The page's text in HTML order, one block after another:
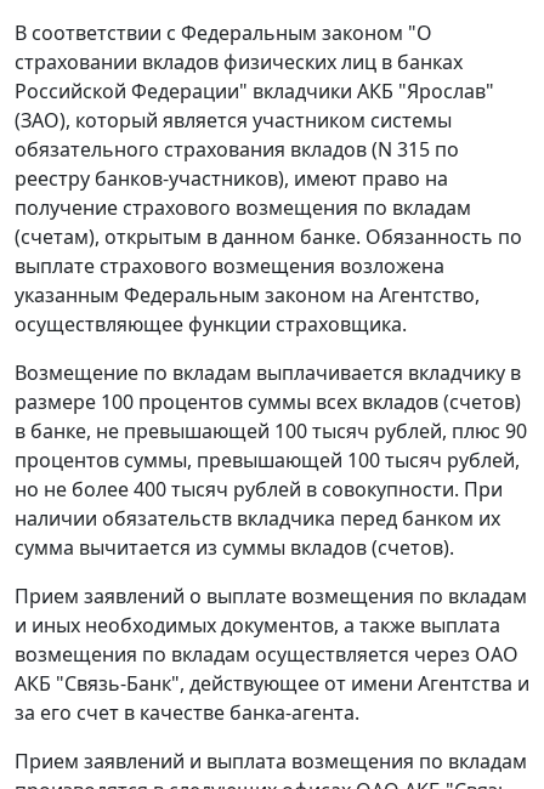
В соответствии с Федеральным законом "О
страховании вкладов физических лиц в банках
Российской Федерации" вкладчики АКБ "Ярослав"
(ЗАО), который является участником системы
обязательного страхования вкладов (N 315 по
реестру банков-участников), имеют право на
получение страхового возмещения по вкладам
(счетам), открытым в данном банке. Обязанность по
выплате страхового возмещения возложена
указанным Федеральным законом на Агентство,
осуществляющее функции страховщика.
Возмещение по вкладам выплачивается вкладчику в
размере 100 процентов суммы всех вкладов (счетов)
в банке, не превышающей 100 тысяч рублей, плюс 90
процентов суммы, превышающей 100 тысяч рублей,
но не более 400 тысяч рублей в совокупности. При
наличии обязательств вкладчика перед банком их
сумма вычитается из суммы вкладов (счетов).
Прием заявлений о выплате возмещения по вкладам
и иных необходимых документов, а также выплата
возмещения по вкладам осуществляется через ОАО
АКБ "Связь-Банк", действующее от имени Агентства и
за его счет в качестве банка-агента.
Прием заявлений и выплата возмещения по вкладам